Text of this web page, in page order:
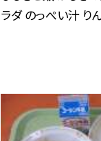
ラダ のっぺい汁 り